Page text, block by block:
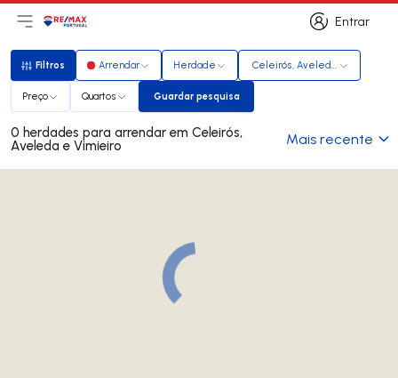
Entrar
Entrar
Abri menu principal
LogoIr para página inicial
Filtros
Filtros Arrendar Herdade Celeirós, Aveleda e Vimieiro
Preço Quartos Guardar pesquisa
Guardar pesquisa
0 herdades para arrendar em Celeirós,
Aveleda e Vimieiro Mais recente